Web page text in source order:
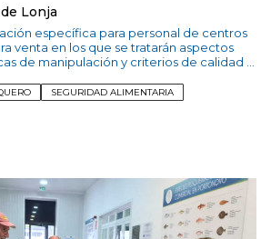
Lonja
específica para personal de centros
venta en los que se tratarán aspectos
de manipulación y criterios de calidad e
SEGURIDAD ALIMENTARIA